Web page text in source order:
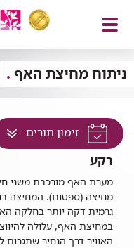
ניתוח מחיצת האף
זימון תוריםלחץ
זה
בדף
רקע
מערת האף מורכבת משני
מחיצה (ספטום). המחיצה
גרמית דקה יותר בחלקה
במחיצת האף, עלולה
האוויר דרך הנחיר שתגרום